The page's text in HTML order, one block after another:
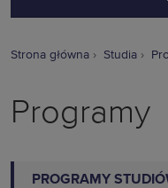
Strona główna Studia
Programy
PROGRAMY